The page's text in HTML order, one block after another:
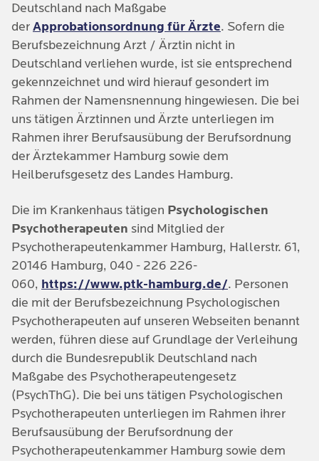
Deutschland nach Maßgabe
derApprobationsordnung für Ärzte. Sofern die
Berufsbezeichnung Arzt / Ärztin nicht in
Deutschland verliehen wurde, ist sie entsprechend
gekennzeichnet und wird hierauf gesondert im
Rahmen der Namensnennung hingewiesen. Die bei
uns tätigen Ärztinnen und Ärzte unterliegen im
Rahmen ihrer Berufsausübung der Berufsordnung
der Ärztekammer Hamburg sowie dem
Heilberufsgesetz des Landes Hamburg.
Die im Krankenhaus tätigen Psychologischen
Psychotherapeuten sind Mitglied der
Psychotherapeutenkammer Hamburg, Hallerstr. 61,
20146 Hamburg, 040 - 226 226-
060, https://www.ptk-hamburg.de/. Personen
die mit der Berufsbezeichnung Psychologischen
Psychotherapeuten auf unseren Webseiten benannt
werden, führen diese auf Grundlage der Verleihung
durch die Bundesrepublik Deutschland nach
Maßgabe des Psychotherapeutengesetz
(PsychThG). Die bei uns tätigen Psychologischen
Psychotherapeuten unterliegen im Rahmen ihrer
Berufsausübung der Berufsordnung der
Psychotherapeutenkammer Hamburg sowie dem